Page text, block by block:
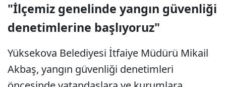
"İlçemiz genelinde yangın güvenliği
denetimlerine başlıyoruz"
Yüksekova Belediyesi İtfaiye Müdürü Mikail
Akbaş, yangın güvenliği denetimleri